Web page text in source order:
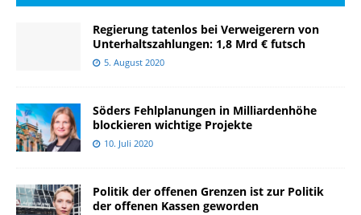
Regierung tatenlos bei Verweigerern von
Unterhaltszahlungen: 1,8 Mrd € futsch
5. August 2020
Söders Fehlplanungen in Milliardenhöhe
blockieren wichtige Projekte
10. Juli 2020
Politik der offenen Grenzen ist zur Politik
der offenen Kassen geworden